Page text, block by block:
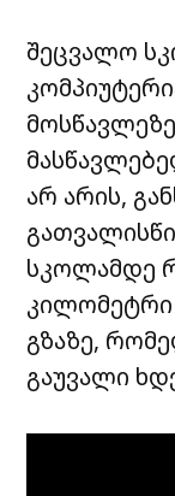
შეცვალო
არ არის,
სკოლამდე
კილომეტრი
გზაზე,
გაუვალი